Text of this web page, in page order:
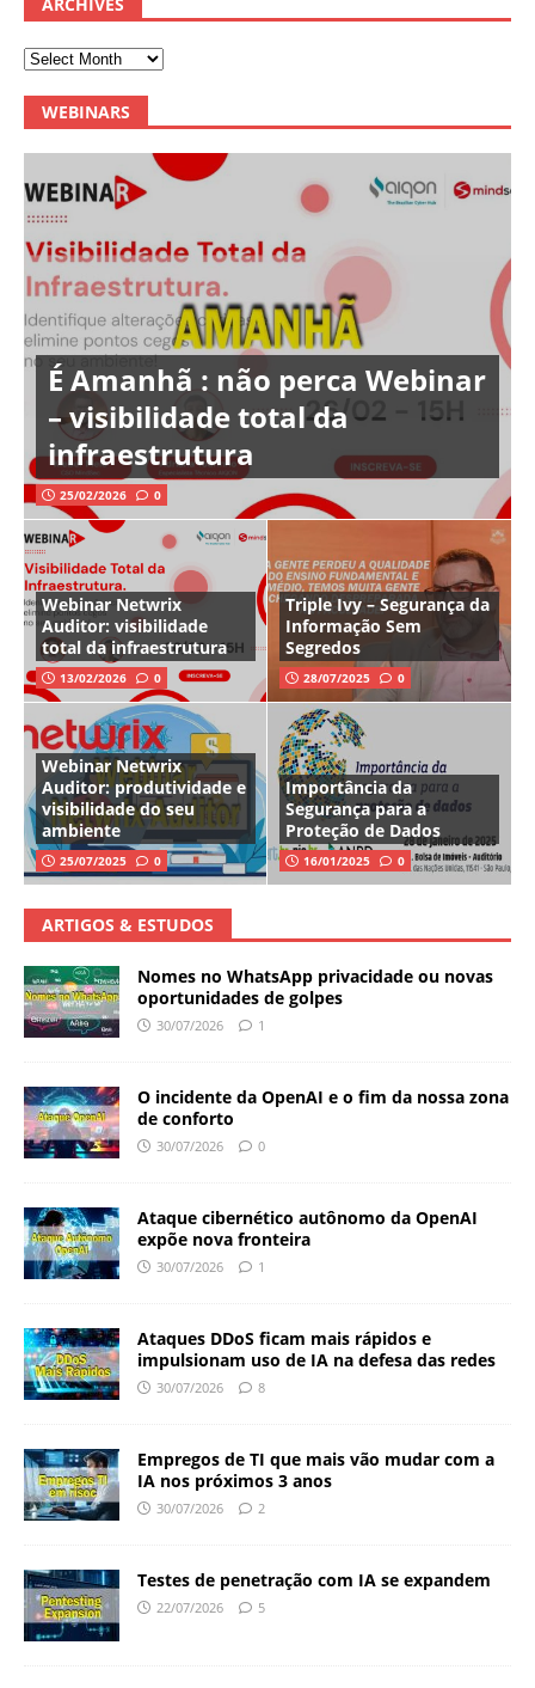
WEBINARS
É Amanhã : não perca Webinar
– visibilidade total da
infraestrutura
25/02/2026 0
Webinar Netwrix
Auditor: visibilidade
total da infraestrutura
13/02/2026 0
Triple Ivy – Segurança da
Informação Sem
Segredos
28/07/2025 0
Webinar Netwrix
Auditor: produtividade e
visibilidade do seu
ambiente
25/07/2025 0
Importância da
Segurança para a
Proteção de Dados
16/01/2025 0
ARTIGOS & ESTUDOS
Nomes no WhatsApp privacidade ou novas
oportunidades de golpes
30/07/2026 1
O incidente da OpenAI e o fim da nossa zona
de conforto
30/07/2026 0
Ataque cibernético autônomo da OpenAI
expõe nova fronteira
30/07/2026 1
Ataques DDoS ficam mais rápidos e
impulsionam uso de IA na defesa das redes
30/07/2026 8
Empregos de TI que mais vão mudar com a
IA nos próximos 3 anos
30/07/2026 2
Testes de penetração com IA se expandem
22/07/2026 5